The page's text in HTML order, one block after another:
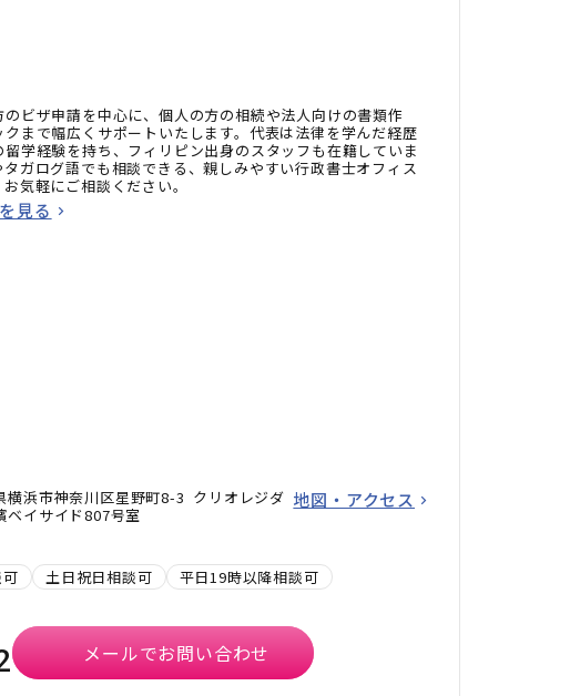
のビザ申請を中心に、個人の方の相続や法人向けの書類作
クまで幅広くサポートいたします。代表は法律を学んだ経歴
留学経験を持ち、フィリピン出身のスタッフも在籍していま
タガログ語でも相談できる、親しみやすい行政書士オフィス
気軽にご相談ください。
見る
横浜市神奈川区星野町8-3 クリオレジダ
ベイサイド807号室
地図・アクセス
土日祝日相談可 平日19時以降相談可
メールでお問い合わせ